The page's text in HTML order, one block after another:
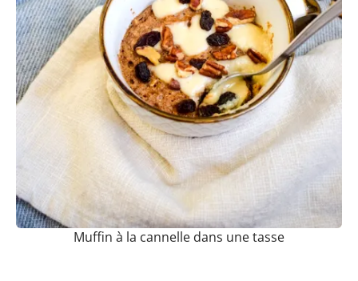
Muffin à la cannelle dans une tasse